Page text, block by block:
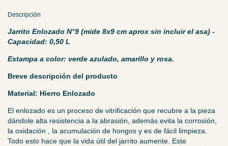
Descripción
Jarrito Enlozado N°9 (mide 8x9 cm aprox sin incluir el asa) -
Capacidad: 0,50 L
Estampa a color: verde azulado, amarillo y rosa.
Breve descripción del producto
Material: Hierro Enlozado
El enlozado es un proceso de vitrificación que recubre a la pieza
dándole alta resistencia a la abrasión, además evita la corrosión,
la oxidación , la acumulación de hongos y es de fácil limpieza.
Todo esto hace que la vida útil del jarrito aumente. Este